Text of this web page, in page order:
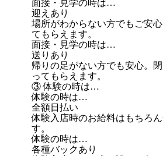
面接・見学の時は…
迎えあり
場所がわからない方でもご安
てもらえます。
面接・見学の時は…
送りあり
帰りの足がない方でも安心。
ってもらえます。
③ 体験の時は…
体験の時は…
全額日払い
体験入店時のお給料はもちろ
す。
体験の時は…
各種バックあり